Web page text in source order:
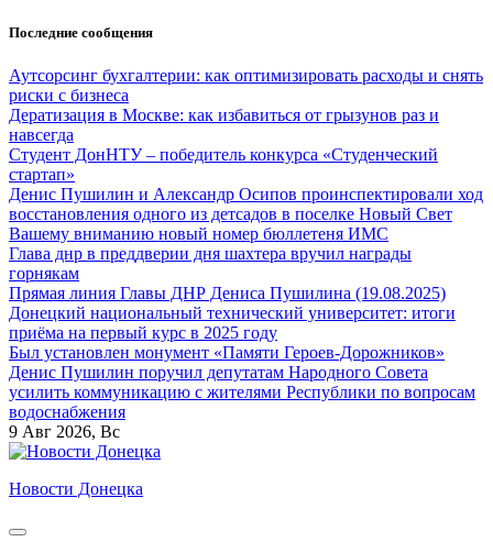
Перейти
содержанию
Последние сообщения
Аутсорсинг бухгалтерии: как оптимизировать расходы и снять
риски с бизнеса
Дератизация в Москве: как избавиться от грызунов раз и
навсегда
Студент ДонНТУ – победитель конкурса «Студенческий
стартап»
Денис Пушилин и Александр Осипов проинспектировали ход
восстановления одного из детсадов в поселке Новый Свет
Вашему вниманию новый номер бюллетеня ИМС
Глава днр в преддверии дня шахтера вручил награды
горнякам
Прямая линия Главы ДНР Дениса Пушилина (19.08.2025)
Донецкий национальный технический университет: итоги
приёма на первый курс в 2025 году
Был установлен монумент «Памяти Героев-Дорожников»
Денис Пушилин поручил депутатам Народного Совета
усилить коммуникацию с жителями Республики по вопросам
водоснабжения
9 Авг 2026, Вс
Новости Донецка